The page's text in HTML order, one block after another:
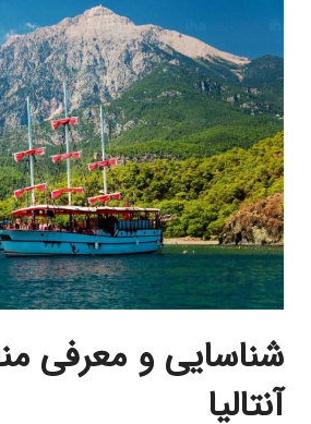
شناسایی و معرفی
آنتالیا